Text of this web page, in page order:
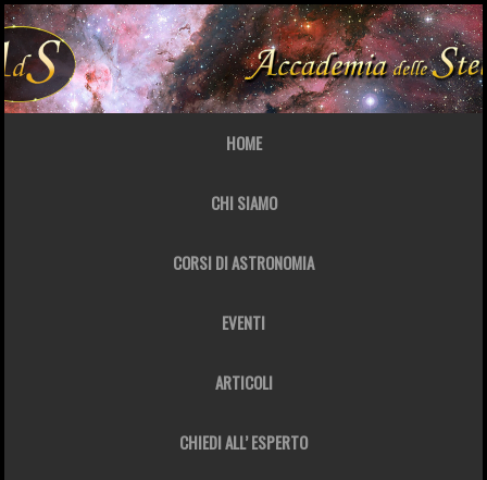
HOME
CHI SIAMO
CORSI DI ASTRONOMIA
EVENTI
ARTICOLI
CHIEDI ALL’ ESPERTO